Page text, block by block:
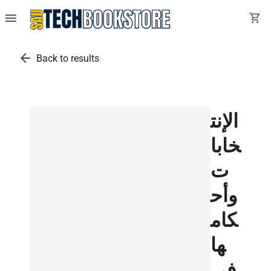
menu shopping_cart
arrow_back Back to results
الإنت
خابا
ت
وأح
كام
ها